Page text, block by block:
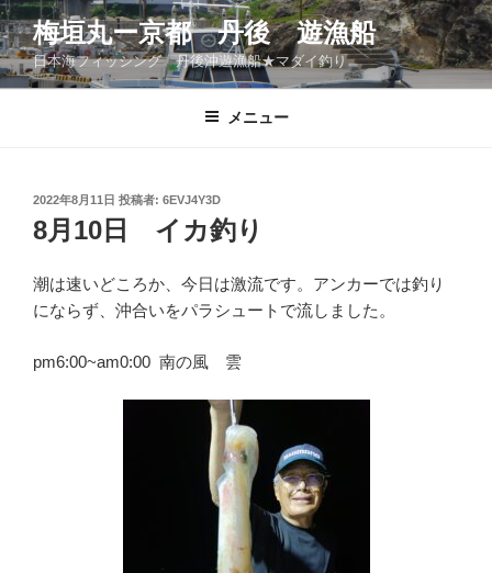
コ
ン
テ
ン
梅垣丸ー京都 丹後 遊漁船
日本海フィッシング 丹後沖遊漁船★マダイ釣り
メニュー
投
稿
日:
2022年8月11日 投稿者: 6EVJ4Y3D
8月10日 イカ釣り
潮は速いどころか、今日は激流です。アンカーでは釣り
にならず、沖合いをパラシュートで流しました。
pm6:00~am0:00 南の風 雲